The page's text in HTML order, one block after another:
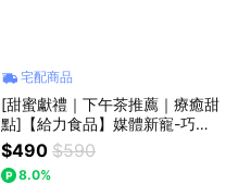
宅配商品
[甜蜜獻禮｜下午茶推薦｜療癒甜
點]【給力食品】媒體新寵-巧克
力冰心泡芙禮盒(10入/盒) 共1盒
$490 $590
8.0%